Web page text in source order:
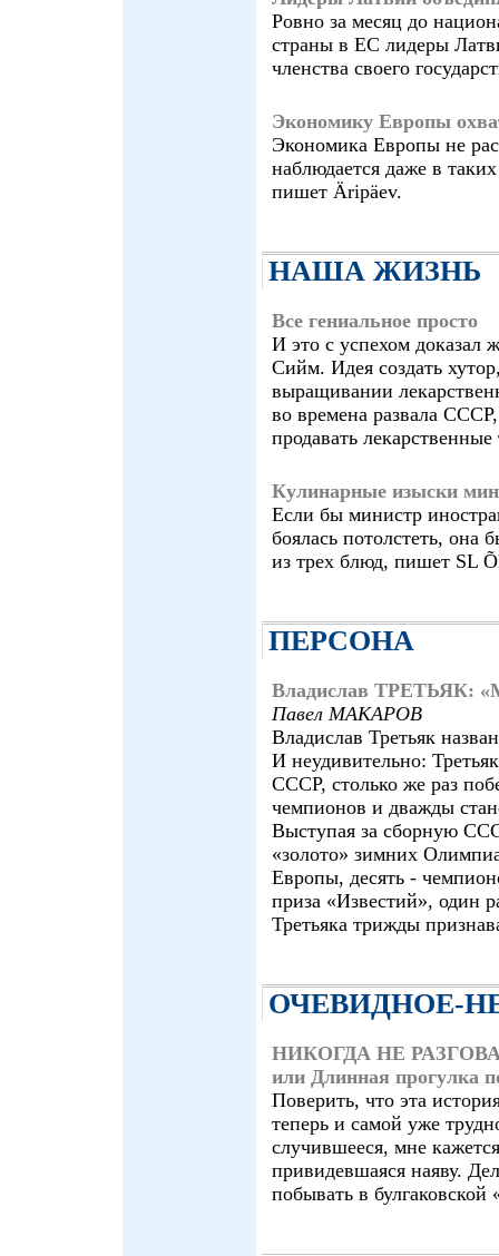
Ровно за месяц до
страны в ЕС лидеры
членства своего
Экономику Европы
Экономика Европы не
наблюдается даже в
пишет Äripäev.
НАША ЖИЗНЬ
Все гениальное просто
И это с успехом доказал
Сийм. Идея создать
выращивании
во времена развала СССР,
продавать
Кулинарные изыски
Если бы министр
боялась потолстеть, она
из трех блюд, пишет SL
ПЕРСОНА
Владислав ТРЕТЬЯК:
Павел МАКАРОВ
Владислав Третьяк
И неудивительно:
СССР, столько же раз
чемпионов и дважды
Выступая за сборную
«золото» зимних
Европы, десять -
приза «Известий», один
Третьяка трижды
ОЧЕВИДНОЕ-
НИКОГДА НЕ
или Длинная прогулка
Поверить, что эта
теперь и самой уже
случившееся, мне
привидевшаяся наяву.
побывать в